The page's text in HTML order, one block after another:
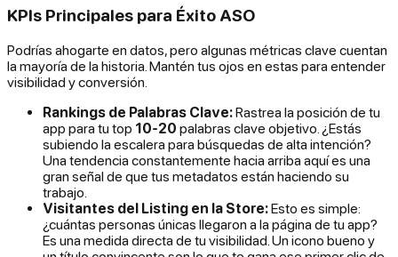
KPIs Principales para Éxito ASO
Podrías ahogarte en datos, pero algunas métricas clave cuentan
la mayoría de la historia. Mantén tus ojos en estas para entender
visibilidad y conversión.
Rankings de Palabras Clave:Rastrea la posición de tu
app para tu top 10-20 palabras clave objetivo. ¿Estás
subiendo la escalera para búsquedas de alta intención?
Una tendencia constantemente hacia arriba aquí es una
gran señal de que tus metadatos están haciendo su
trabajo.
Visitantes del Listing en la Store:Esto es simple:
¿cuántas personas únicas llegaron a la página de tu app?
Es una medida directa de tu visibilidad. Un icono bueno y